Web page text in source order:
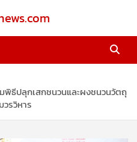
ธีปลุกเสกชนวนและผงชนวนวัตถุ
รวิหาร